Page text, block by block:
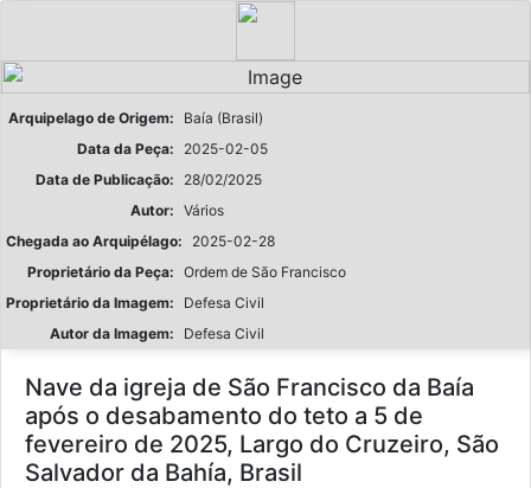
Arquipelago de Origem:
Baía (Brasil)
Data da Peça:
2025-02-05
Data de Publicação:
28/02/2025
Autor: Vários
Chegada ao Arquipélago:
2025-02-28
Proprietário da Peça: Ordem de São Francisco
Proprietário da Imagem:
Defesa Civil
Autor da Imagem:
Defesa Civil
Nave da igreja de São Francisco da Baía
após o desabamento do teto a 5 de
fevereiro de 2025, Largo do Cruzeiro, São
Salvador da Bahía, Brasil